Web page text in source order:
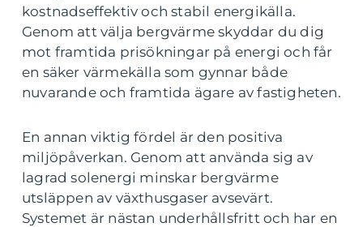
kostnadseffektiv och stabil energikälla.
Genom att välja bergvärme skyddar du dig
mot framtida prisökningar på energi och får
en säker värmekälla som gynnar både
nuvarande och framtida ägare av fastigheten.
En annan viktig fördel är den positiva
miljöpåverkan. Genom att använda sig av
lagrad solenergi minskar bergvärme
utsläppen av växthusgaser avsevärt.
Systemet är nästan underhållsfritt och har en